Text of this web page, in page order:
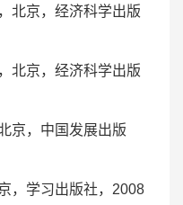
北京，经济科学出版
北京，经济科学出版
京，中国发展出版
，学习出版社，2008